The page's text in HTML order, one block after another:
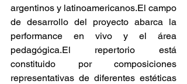
argentinos y latinoamericanos.El campo
de desarrollo del proyecto abarca la
performance en vivo y el área
pedagógica.El repertorio está
constituido por composiciones
representativas de diferentes estéticas